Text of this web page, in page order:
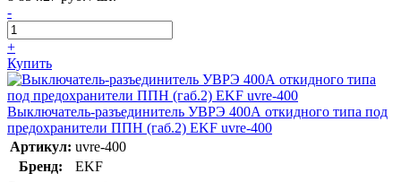
-
+
Купить
Выключатель-разъединитель УВРЭ 400А откидного типа под
предохранители ППН (габ.2) EKF uvre-400
Артикул: uvre-400
Бренд:
EKF